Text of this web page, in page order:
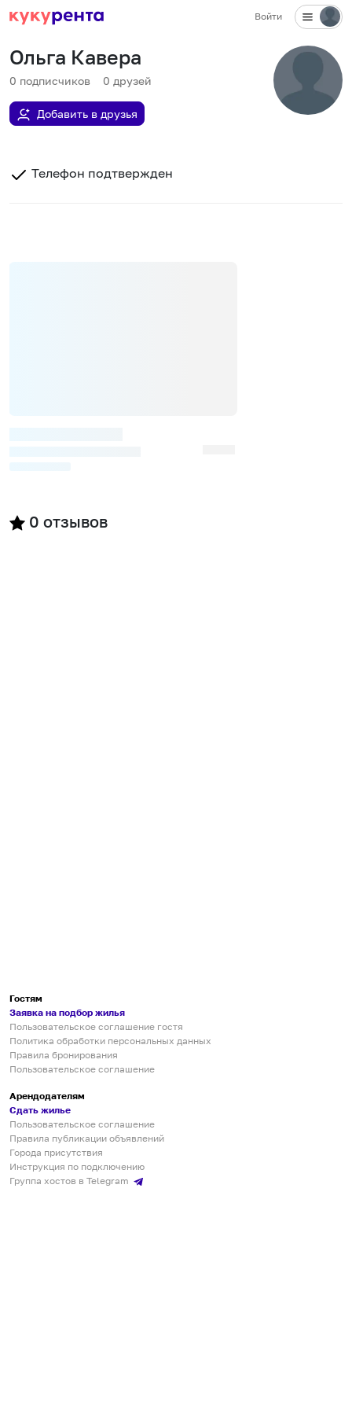
Войти
Ольга Кавера
0 подписчиков 0 друзей
Добавить в друзья
Телефон подтвержден
0 отзывов
Гостям
Заявка на подбор жилья
Пользовательское соглашение гостя
Политика обработки персональных данных
Правила бронирования
Пользовательское соглашение
Арендодателям
Сдать жилье
Пользовательское соглашение
Правила публикации объявлений
Города присутствия
Инструкция по подключению
Группа хостов в Telegram